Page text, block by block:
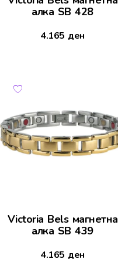
алка SB 428
4.165 ден
Victoria Bels магнетна
алка SB 439
4.165 ден